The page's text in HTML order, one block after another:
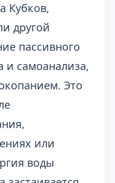
Кубков,
другой
пассивного
и самоанализа,
Это
или
воды